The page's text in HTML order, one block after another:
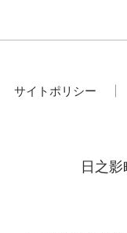
サイトポリシー
日之